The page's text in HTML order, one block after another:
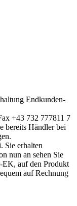
Endkunden-
+43 732 777811 7
bereits Händler bei
Sie erhalten
nun an sehen Sie
EK, auf den Produkt
auf Rechnung